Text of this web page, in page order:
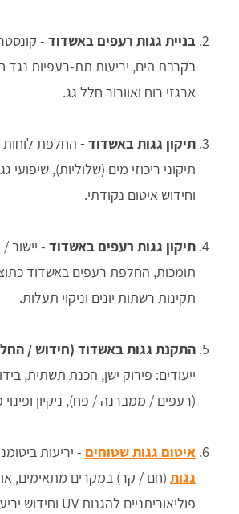
בניית גגות רעפים באשדוד -
בקרבת הים, יריעות תת-רעפיות נגד
ארגזי רוח ואוורור חלל גג.
תיקון גגות באשדוד - החלפת לוחות
תיקוני ריכוזי מים (שלוליות),
וחידוש איטום נקודתי.
תיקון גגות רעפים באשדוד - יישור
תומכות, החלפת רעפים באשדוד
תקינות רשתות יונים וניקוי תעלות.
התקנת גגות באשדוד (חידוש /
ייעודים: פירוק ישן, הכנת תשתית,
(רעפים / ממברנה / פח), ניקיון
איטום גגות שטוחים - יריעות
גגות (חם / קר) במקרים מתאימים, או
פוליאוריתניים להגנות UV וחידוש יריעות.